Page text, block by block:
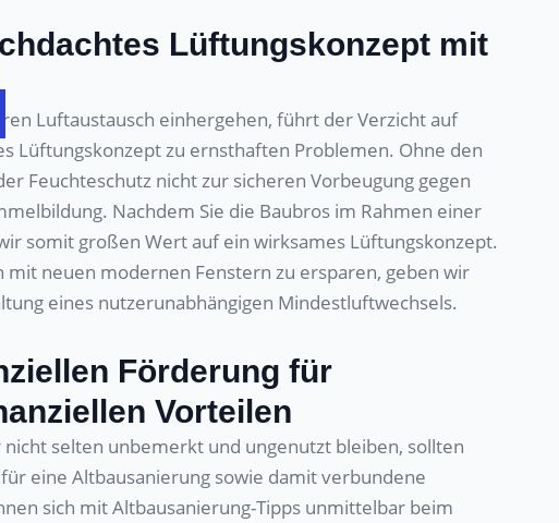
Lüftungskonzept mit
Luftaustausch einhergehen, führt der Verzicht auf
Lüftungskonzept zu ernsthaften Problemen. Ohne den
Feuchteschutz nicht zur sicheren Vorbeugung gegen
Nachdem Sie die Baubros im Rahmen einer
somit großen Wert auf ein wirksames Lüftungskonzept.
neuen modernen Fenstern zu ersparen, geben wir
eines nutzerunabhängigen Mindestluftwechsels.
Förderung für
Vorteilen
selten unbemerkt und ungenutzt bleiben, sollten
eine Altbausanierung sowie damit verbundene
sich mit Altbausanierung-Tipps unmittelbar beim